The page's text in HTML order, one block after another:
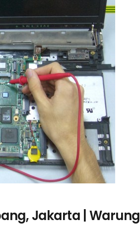
Jakarta | Warung